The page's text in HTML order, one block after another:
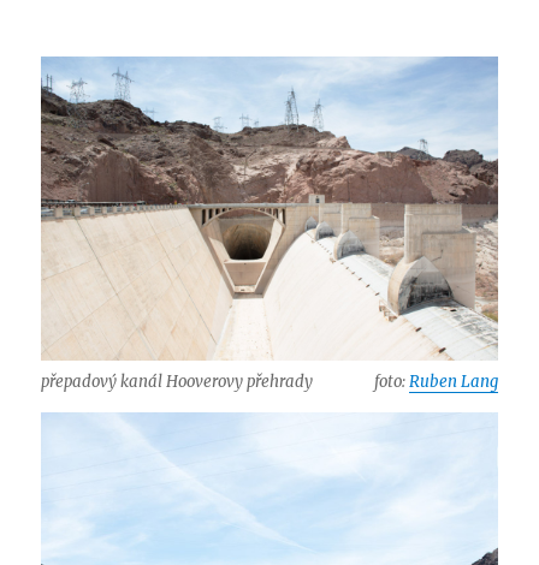
přepadový kanál Hooverovy přehrady foto:Ruben Lang